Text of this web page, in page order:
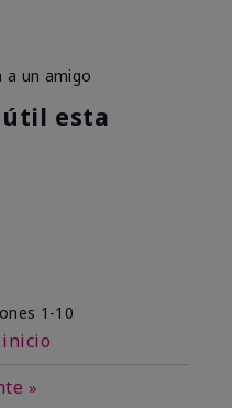
a un amigo
útil esta
1-10
»